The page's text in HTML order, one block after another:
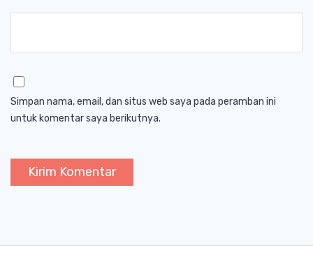
Simpan nama, email, dan situs web saya pada peramban ini
untuk komentar saya berikutnya.